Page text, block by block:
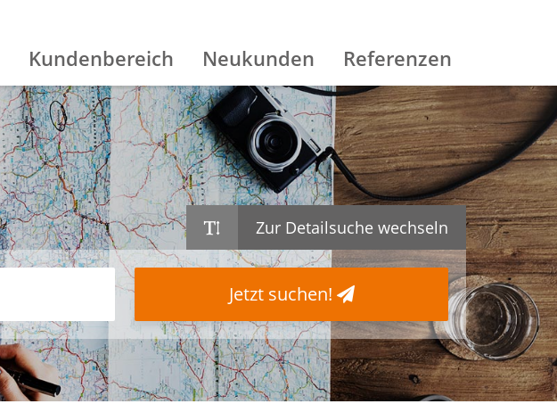
Kundenbereich Neukunden Referenzen
Zur Detailsuche wechseln
Jetzt suchen!